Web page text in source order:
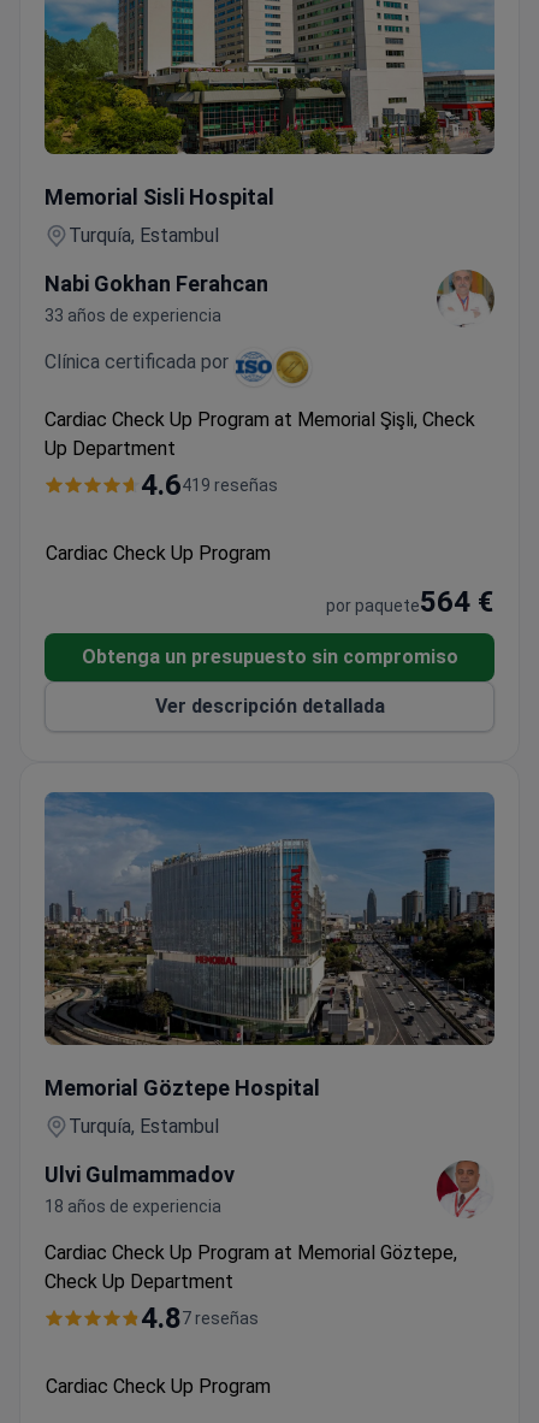
Memorial Sisli Hospital
Turquía, Estambul
Nabi Gokhan Ferahcan
33 años de experiencia
Clínica certificada por
Cardiac Check Up Program at Memorial Şişli, Check
Up Department
4.6419 reseñas
Cardiac Check Up Program
por paquete564 €
Obtenga un presupuesto sin compromiso
Ver descripción detallada
Memorial Göztepe Hospital
Turquía, Estambul
Ulvi Gulmammadov
18 años de experiencia
Cardiac Check Up Program at Memorial Göztepe,
Check Up Department
4.87 reseñas
Cardiac Check Up Program